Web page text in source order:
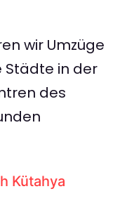
wir Umzüge
Städte in der
des
Kütahya